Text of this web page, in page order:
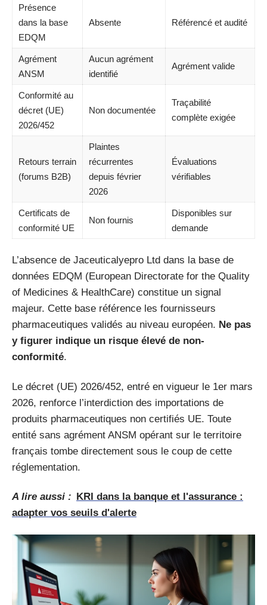
Présence
dans la base
EDQM
Absente Référencé et audité
Agrément
ANSM
Aucun agrément
identifié
Agrément valide
Conformité au
décret (UE)
2026/452
Non documentée
Traçabilité
complète exigée
Retours terrain
(forums B2B)
Plaintes
récurrentes
depuis février
2026
Évaluations
vérifiables
Certificats de
conformité UE
Non fournis
Disponibles sur
demande
L’absence de Jaceuticalyepro Ltd dans la base de
données EDQM (European Directorate for the Quality
of Medicines & HealthCare) constitue un signal
majeur. Cette base référence les fournisseurs
pharmaceutiques validés au niveau européen. Ne pas
y figurer indique un risque élevé de non-
conformité.
Le décret (UE) 2026/452, entré en vigueur le 1er mars
2026, renforce l’interdiction des importations de
produits pharmaceutiques non certifiés UE. Toute
entité sans agrément ANSM opérant sur le territoire
français tombe directement sous le coup de cette
réglementation.
A lire aussi : KRI dans la banque et l'assurance :
adapter vos seuils d'alerte